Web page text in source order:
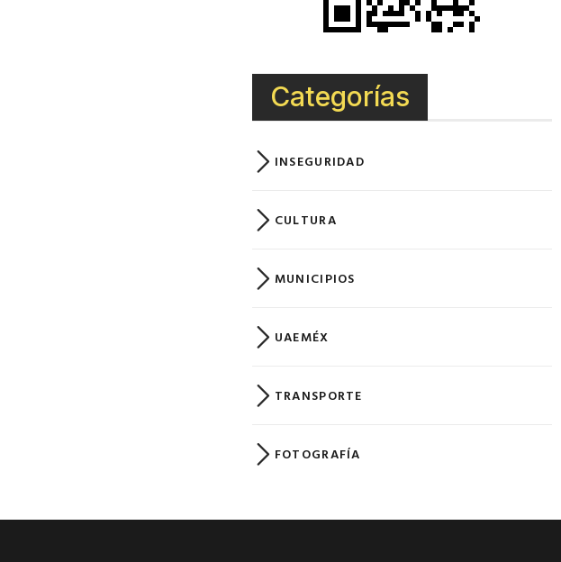
Categorías
INSEGURIDAD
CULTURA
MUNICIPIOS
UAEMÉX
TRANSPORTE
FOTOGRAFÍA